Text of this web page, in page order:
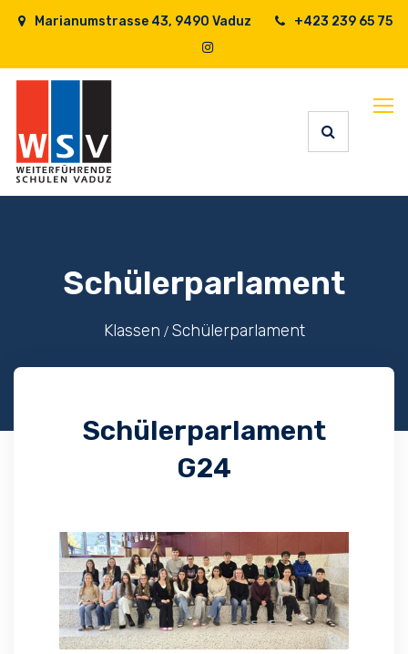
Marianumstrasse 43, 9490 Vaduz +423 239 65 75
Schülerparlament
Klassen Schülerparlament
Schülerparlament
G24